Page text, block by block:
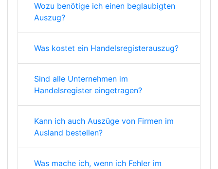
Wozu benötige ich einen beglaubigten
Auszug?
Was kostet ein Handelsregisterauszug?
Sind alle Unternehmen im
Handelsregister eingetragen?
Kann ich auch Auszüge von Firmen im
Ausland bestellen?
Was mache ich, wenn ich Fehler im